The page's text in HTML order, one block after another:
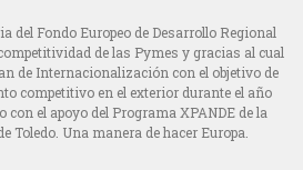
del Fondo Europeo de Desarrollo Regional
de las Pymes y gracias al cual
de Internacionalización con el objetivo de
competitivo en el exterior durante el año
con el apoyo del Programa XPANDE de la
Toledo. Una manera de hacer Europa.